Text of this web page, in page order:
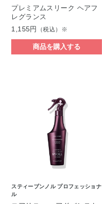
プレミアムスリーク ヘアフ
レグランス
1,155円
（税込）※
商品を購入する
スティーブンノル プロフェッショナ
ル